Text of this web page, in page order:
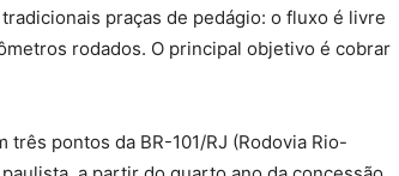
praças de pedágio: o fluxo é livre
rodados. O principal objetivo é cobrar
três pontos da BR-101/RJ (Rodovia Rio-